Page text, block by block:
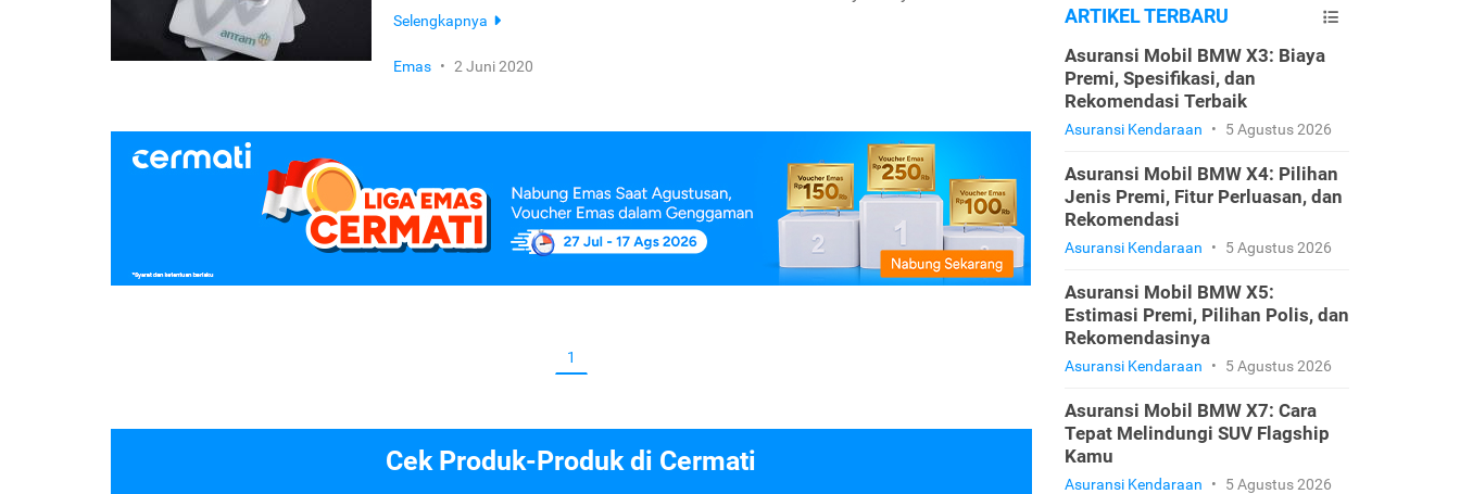
Selengkapnya
Emas • 2 Juni 2020
1
Cek Produk-Produk di Cermati
ARTIKEL TERBARU
Asuransi Mobil BMW X3: Biaya
Premi, Spesifikasi, dan
Rekomendasi Terbaik
Asuransi Kendaraan • 5 Agustus 2026
Asuransi Mobil BMW X4: Pilihan
Jenis Premi, Fitur Perluasan, dan
Rekomendasi
Asuransi Kendaraan • 5 Agustus 2026
Asuransi Mobil BMW X5:
Estimasi Premi, Pilihan Polis, dan
Rekomendasinya
Asuransi Kendaraan • 5 Agustus 2026
Asuransi Mobil BMW X7: Cara
Tepat Melindungi SUV Flagship
Kamu
Asuransi Kendaraan • 5 Agustus 2026